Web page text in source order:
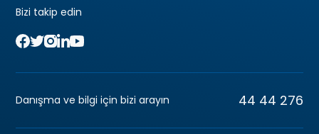
Bizi takip edin
Danışma ve bilgi için bizi arayın 44 44 276